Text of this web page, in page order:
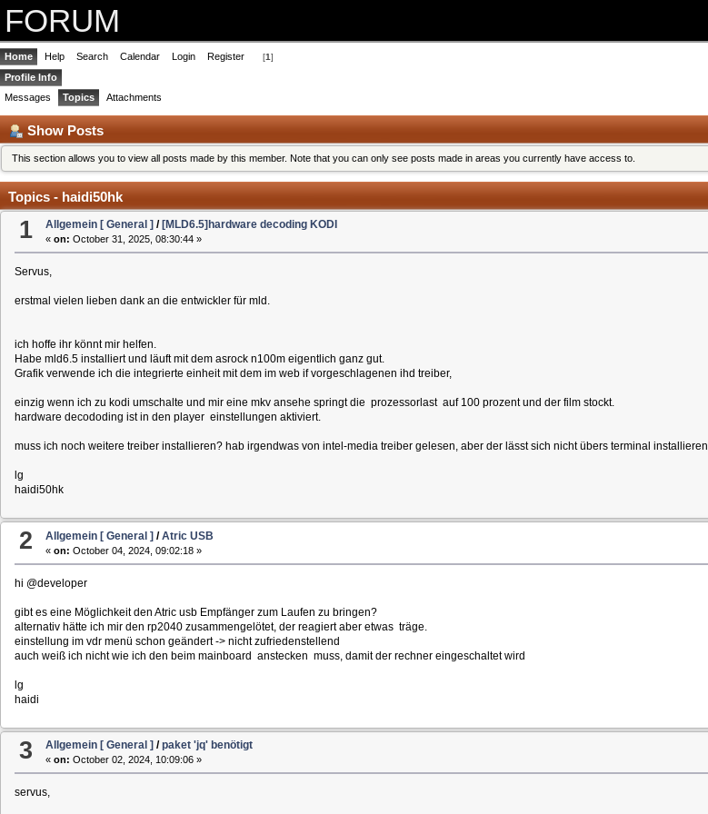
FORUM
Home Help Search Calendar Login Register [1]
Profile Info
Messages
Topics Attachments
Show Posts
This section allows you to view all posts made by this member. Note that you can only see posts made in areas you currently have access to.
Topics - haidi50hk
1 Allgemein [ General ] / [MLD6.5]hardware decoding KODI
«on: October 31, 2025, 08:30:44 »
Servus,
erstmal vielen lieben dank an die entwickler für mld.
ich hoffe ihr könnt mir helfen.
Habe mld6.5 installiert und läuft mit dem asrock n100m eigentlich ganz gut.
Grafik verwende ich die integrierte einheit mit dem im web if vorgeschlagenen ihd treiber,
einzig wenn ich zu kodi umschalte und mir eine mkv ansehe springt die prozessorlast auf 100 prozent und der film stockt.
hardware decododing ist in den player einstellungen aktiviert.
muss ich noch weitere treiber installieren? hab irgendwas von intel-media treiber gelesen, aber der lässt sich nicht übers terminal installieren
lg
haidi50hk
2 Allgemein [ General ] /Atric USB
«on: October 04, 2024, 09:02:18 »
hi @developer
gibt es eine Möglichkeit den Atric usb Empfänger zum Laufen zu bringen?
alternativ hätte ich mir den rp2040 zusammengelötet, der reagiert aber etwas träge.
einstellung im vdr menü schon geändert -> nicht zufriedenstellend
auch weiß ich nicht wie ich den beim mainboard anstecken muss, damit der rechner eingeschaltet wird
lg
haidi
3 Allgemein [ General ] /paket 'jq' benötigt
«on: October 02, 2024, 10:09:06 »
servus,